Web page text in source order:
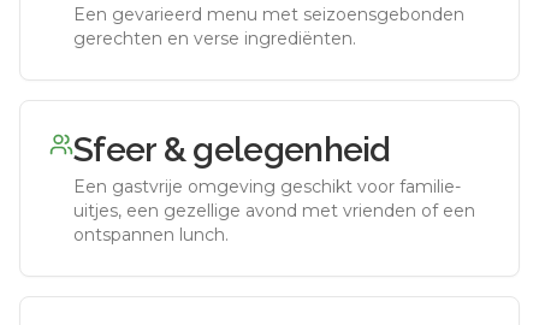
Een gevarieerd menu met seizoensgebonden
gerechten en verse ingrediënten.
Sfeer & gelegenheid
Een gastvrije omgeving geschikt voor familie-
uitjes, een gezellige avond met vrienden of een
ontspannen lunch.